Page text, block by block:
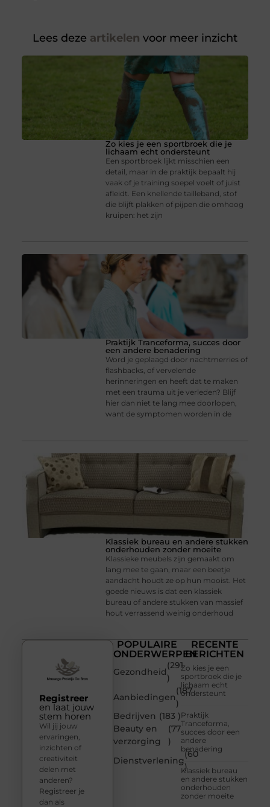
Lees deze artikelen voor meer inzicht
Zo kies je een sportbroek die je
lichaam echt ondersteunt
Een sportbroek lijkt misschien een
detail, maar in de praktijk bepaalt hij
vaak of je training soepel voelt of juist
afleidt. Een knellende tailleband, stof
die blijft plakken of pijpen die omhoog
kruipen: het zijn
Praktijk Tranceforma, succes door
een andere benadering
Word je geplaagd door nachtmerries of
flashbacks, of vervelende
herinneringen en heeft dat te maken
met een trauma uit je verleden? Blijf
hier dan niet te lang mee doorlopen,
want de symptomen worden in de
Klassiek bureau en andere stukken
onderhouden zonder moeite
Klassieke meubels zijn gemaakt om
lang mee te gaan, maar een beetje
aandacht houdt ze op hun mooist. Het
goede nieuws is dat een klassiek
bureau of andere stukken van massief
hout verrassend weinig onderhoud
POPULAIRE
ONDERWERPEN
Gezondheid
(291
)
Aanbiedingen
(187
)
Bedrijven (183 )
Beauty en
verzorging
(77
)
Dienstverlening
(60
)
RECENTE
BERICHTEN
Zo kies je een
sportbroek die je
lichaam echt
ondersteunt
Praktijk
Tranceforma,
succes door een
andere
benadering
Klassiek bureau
en andere stukken
onderhouden
zonder moeite
Registreer
en laat jouw
stem horen
Wil jij jouw
ervaringen,
inzichten of
creativiteit
delen met
anderen?
Registreer je
dan als